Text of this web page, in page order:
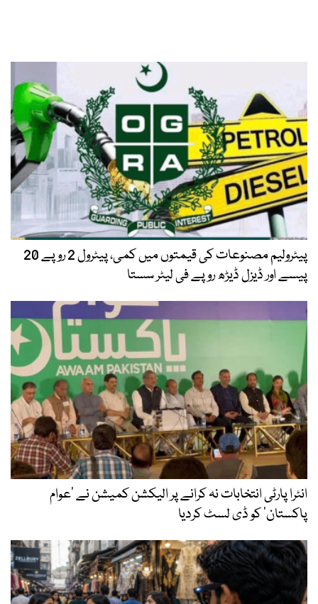
پیٹرولیم مصنوعات کی قیمتوں میں کمی، پیٹرول 2 روپے 20
پیسے اور ڈیزل ڈیڑھ روپے فی لیٹر سستا
انٹرا پارٹی انتخابات نہ کرانے پر الیکشن کمیشن نے ’عوام
پاکستان‘ کو ڈی لسٹ کردیا